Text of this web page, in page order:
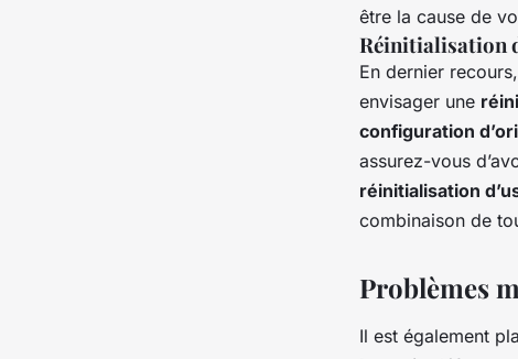
être la cause de
Réinitialisation
En dernier
envisager une
configuration
assurez-vous
réinitialisation
combinaison de
Problèmes
Il est également